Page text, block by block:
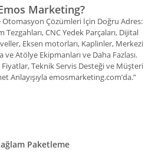
Marketing?
Otomasyon Çözümleri İçin Doğru Adres:
CNC Yedek Parçaları, Dijital
Eksen motorları, Kaplinler, Merkezi
Atölye Ekipmanları ve Daha Fazlası.
Teknik Servis Desteği ve Müşteri
Anlayışıyla emosmarketing.com’da.”
Paketleme